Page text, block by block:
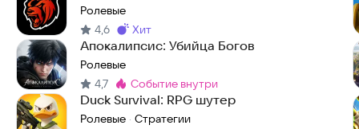
Ролевые
4,6 Метка
хит
Апокалипсис: Убийца Богов
Ролевые
4,7 Метка:
событие внутри
Duck Survival: RPG шутер
Ролевые · Стратегии